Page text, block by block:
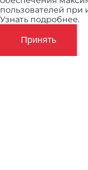
пользователей при
Узнать подробнее.
Принять